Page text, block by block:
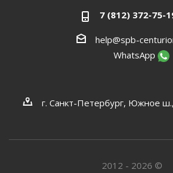
7 (812) 372-75-
help@spb-
WhatsApp
г. Санкт-Петербург, Южное
2012 - 2026 ©